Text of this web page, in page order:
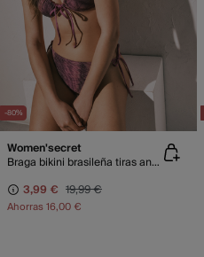
-80%
Women'secret
Braga bikini brasileña tiras animal print granate
3,99 € 19,99 €
Ahorras16,00 €